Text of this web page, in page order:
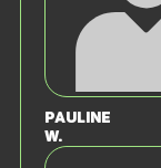
Pauline
W.